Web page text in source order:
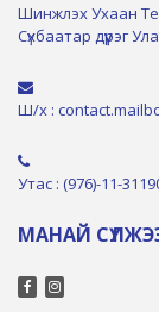
Шинжлэх Ухаан
Сүхбаатар дүүрэг
Ш/х :
Утас : (976)-11-
МАНАЙ